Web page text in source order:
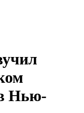
Нью-